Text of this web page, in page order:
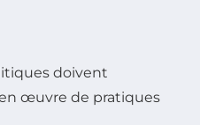
doivent
œuvre de pratiques